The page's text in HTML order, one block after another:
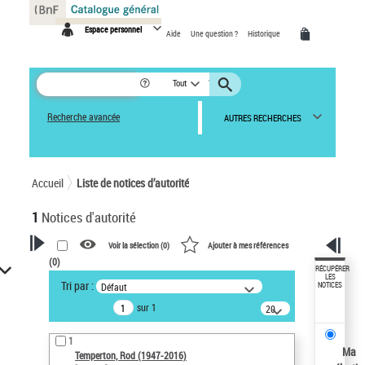
Espace personnel Aide Une question ? Historique
Tout
Recherche avancée AUTRES RECHERCHES
Accueil Liste de notices d’autorité
1 Notices d'autorité
VOTRE RECHERCHE
Recherche avancée dans les
notices d’autorité
Œuvres liées à l'auteur :
Temperton, Rod (1947-2016)
Voir la sélection (0) Ajouter à mes références
(0)
Tri par : Défaut
sur 1
20
résultats/page
1
Temperton, Rod (1947-2016)
RÉCUPÉRER
LES
NOTICES
Ma
Panneau de gestion des cookies